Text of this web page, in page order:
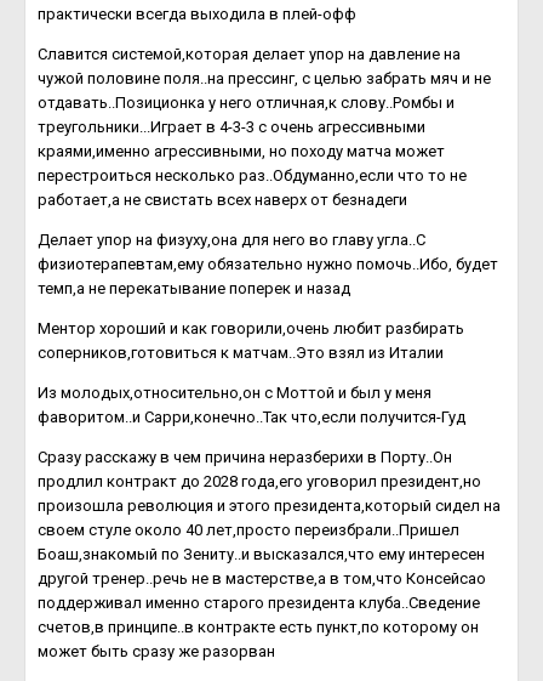
практически всегда выходила в плей-офф
Славится системой,которая делает упор на давление на
чужой половине поля..на прессинг, с целью забрать мяч и не
отдавать..Позиционка у него отличная,к слову..Ромбы и
треугольники...Играет в 4-3-3 с очень агрессивными
краями,именно агрессивными, но походу матча может
перестроиться несколько раз..Обдуманно,если что то не
работает,а не свистать всех наверх от безнадеги
Делает упор на физуху,она для него во главу угла..С
физиотерапевтам,ему обязательно нужно помочь..Ибо, будет
темп,а не перекатывание поперек и назад
Ментор хороший и как говорили,очень любит разбирать
соперников,готовиться к матчам..Это взял из Италии
Из молодых,относительно,он с Моттой и был у меня
фаворитом..и Сарри,конечно..Так что,если получится-Гуд
Сразу расскажу в чем причина неразберихи в Порту..Он
продлил контракт до 2028 года,его уговорил президент,но
произошла революция и этого президента,который сидел на
своем стуле около 40 лет,просто переизбрали..Пришел
Боаш,знакомый по Зениту..и высказался,что ему интересен
другой тренер..речь не в мастерстве,а в том,что Консейсао
поддерживал именно старого президента клуба..Сведение
счетов,в принципе..в контракте есть пункт,по которому он
может быть сразу же разорван